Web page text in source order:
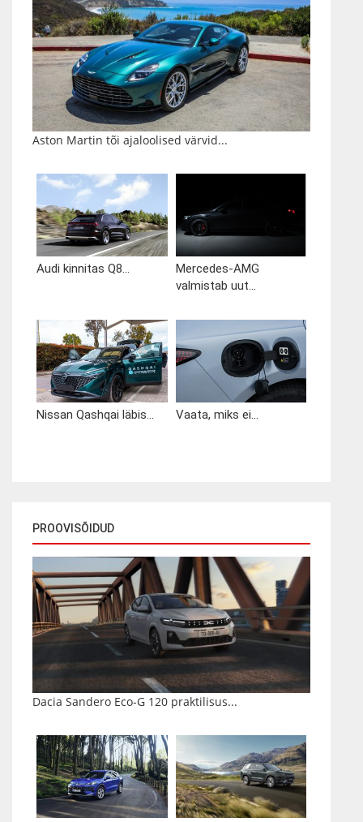
Aston Martin tõi ajaloolised värvid...
Audi kinnitas Q8...
Mercedes-AMG
valmistab uut...
Nissan Qashqai läbis... Vaata, miks ei...
PROOVISÕIDUD
Dacia Sandero Eco-G 120 praktilisus...